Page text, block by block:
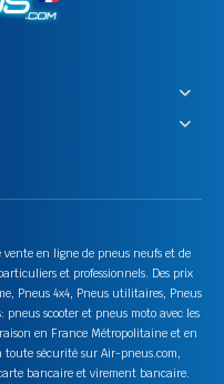
en ligne de pneus neufs et de
et professionnels. Des prix
Pneus 4x4, Pneus utilitaires, Pneus
scooter et pneus moto avec les
en France Métropolitaine et en
toute sécurité sur Air-pneus.com,
bancaire et virement bancaire.